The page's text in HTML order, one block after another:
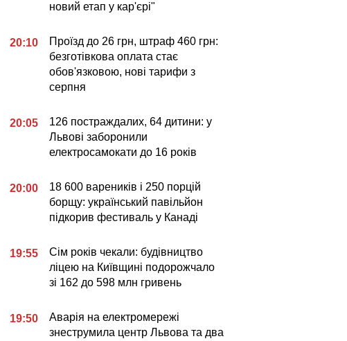
новий етап у кар'єрі"
20:10
Проїзд до 26 грн, штраф 460 грн:
безготівкова оплата стає
обов'язковою, нові тарифи з
серпня
20:05
126 постраждалих, 64 дитини: у
Львові заборонили
електросамокати до 16 років
20:00
18 600 вареників і 250 порцій
борщу: український павільйон
підкорив фестиваль у Канаді
19:55
Сім років чекали: будівництво
ліцею на Київщині подорожчало
зі 162 до 598 млн гривень
19:50
Аварія на електромережі
знеструмила центр Львова та два